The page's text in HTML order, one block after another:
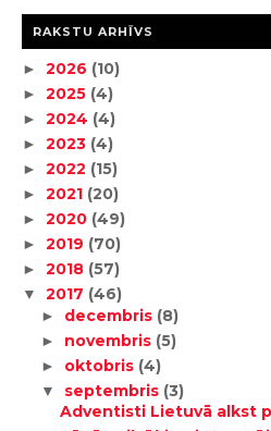
RAKSTU ARHĪVS
► 2026 (10)
► 2025 (4)
► 2024 (4)
► 2023 (4)
► 2022 (15)
► 2021 (20)
► 2020 (49)
► 2019 (70)
► 2018 (57)
▼ 2017 (46)
► decembris (8)
► novembris (5)
► oktobris (4)
▼ septembris (3)
Adventisti Lietuvā alkst